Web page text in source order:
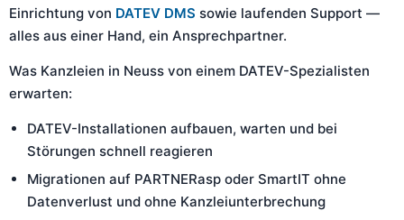
Einrichtung von DATEV DMS sowie laufenden Support —
alles aus einer Hand, ein Ansprechpartner.
Was Kanzleien in Neuss von einem DATEV-Spezialisten
erwarten:
DATEV-Installationen aufbauen, warten und bei
Störungen schnell reagieren
Migrationen auf PARTNERasp oder SmartIT ohne
Datenverlust und ohne Kanzleiunterbrechung